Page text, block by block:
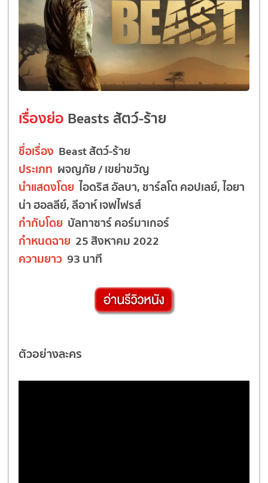
เรื่องย่อ Beasts สัตว์-ร้าย
ชื่อเรื่อง Beast สัตว์-ร้าย
ประเภท ผจญภัย / เขย่าขวัญ
นำแสดงโดย ไอดริส อัลบา, ชาร์ลโต คอปเลย์, ไอยา
น่า ฮอลลีย์, ลีอาห์ เจฟไฟรส์
กำกับโดย บัลทาซาร์ คอร์มาเกอร์
กำหนดฉาย 25 สิงหาคม 2022
ความยาว 93 นาที
ตัวอย่างละคร